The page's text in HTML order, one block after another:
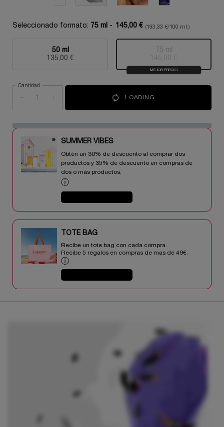
Seleccionado formato: 75 ml - 145,00 € (193,33 €/100 ml.)
Selecionado
50 ml
135,00 €
, 1 of 2
MEJOR PRECIO
Cantidad
+ LOADING ...
SUMMER VIBES​
Obtén un 30% de descuento al comprar dos
productos y 35% de descuento en compras de
dos o más productos.​
ⓘ
TOTE BAG​​
Recibe un tote bag con cada compra.
Recibe 5 regalos en compras de mas de 49€.​
ⓘ